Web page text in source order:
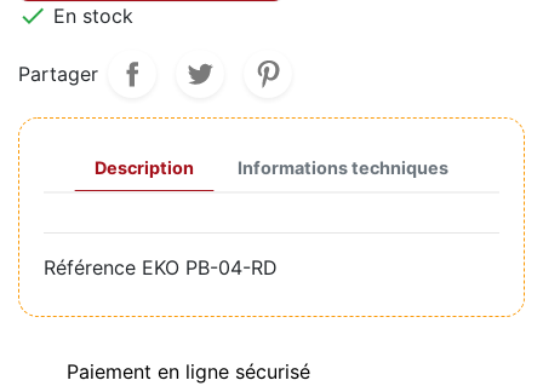
 En stock
Partager
Description Informations techniques
Référence EKO PB-04-RD
Paiement en ligne sécurisé